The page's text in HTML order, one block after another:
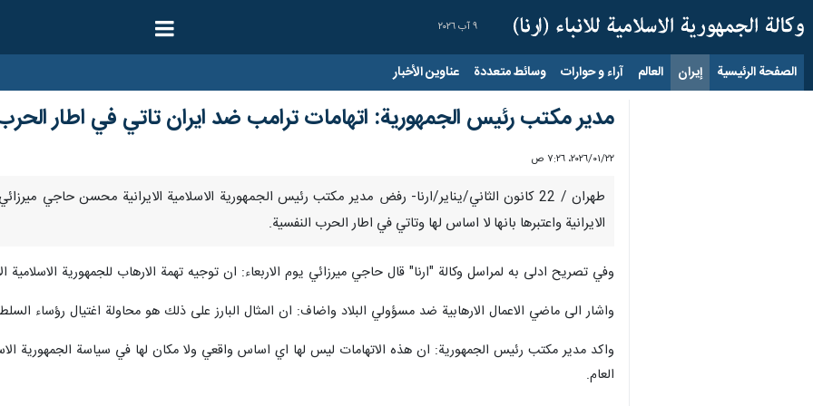
٩ آب ٢٠٢٦
الصفحة الرئيسية إيران العالم آراء و حوارات وسائط متعددة عناوين الأخبار
مدير مكتب رئيس الجمهورية: اتهامات ترامب ضد ايران تاتي في اطار
٢٢‏/٠١‏/٢٠٢٦، ٧:٢٦ ص
طهران / 22 كانون الثاني/يناير/ارنا- رفض مدير مكتب رئيس الجمهورية الاسلامية الايرانية محسن حاجي
الايرانية واعتبرها بانها لا اساس لها وتاتي في اطار الحرب النفسية.
وفي تصريح ادلى به لمراسل وكالة "ارنا" قال حاجي ميرزائي يوم الاربعاء: ان توجيه تهمة الارهاب للجمهورية
واشار الى ماضي الاعمال الارهابية ضد مسؤولي البلاد واضاف: ان المثال البارز على ذلك هو محاولة اغتيال رؤساء السلطات الثلاث
واكد مدير مكتب رئيس الجمهورية: ان هذه الاتهامات ليس لها اي اساس واقعي ولا مكان لها في سياسة الجمهورية
العام.